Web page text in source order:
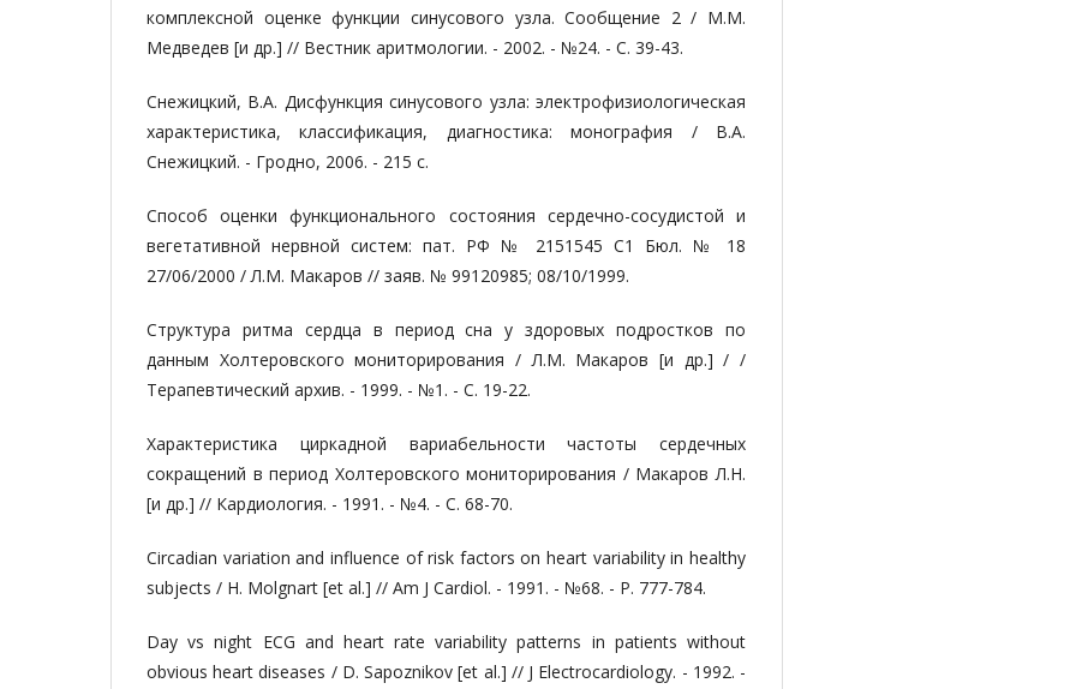
комплексной оценке функции синусового узла. Сообщение 2 / М.М.
Медведев [и др.] // Вестник аритмологии. - 2002. - №24. - С. 39-43.
Снежицкий, В.А. Дисфункция синусового узла: электрофизио­логическая
характеристика, классификация, диагностика: моногра­фия / В.А.
Снежицкий. - Гродно, 2006. - 215 с.
Способ оценки функционального состояния сердечно-сосу­дистой и
вегетативной нервной систем: пат. РФ № 2151545 С1 Бюл. № 18
27/06/2000 / Л.М. Макаров // заяв. № 99120985; 08/10/1999.
Структура ритма сердца в период сна у здоровых подростков по
данным Холтеровского мониторирования / Л.М. Макаров [и др.] / /
Терапевтический архив. - 1999. - №1. - С. 19-22.
Характеристика циркадной вариабельности частоты сердеч­ных
сокращений в период Холтеровского мониторирования / Мака­ров Л.Н.
[и др.] // Кардиология. - 1991. - №4. - С. 68-70.
Circadian variation and influence of risk factors on heart variability in healthy
subjects / H. Molgnart [et al.] // Am J Cardiol. - 1991. - №68. - P. 777-784.
Day vs night ECG and heart rate variability patterns in patients without
obvious heart diseases / D. Sapoznikov [et al.] // J Electrocardiology. - 1992. -